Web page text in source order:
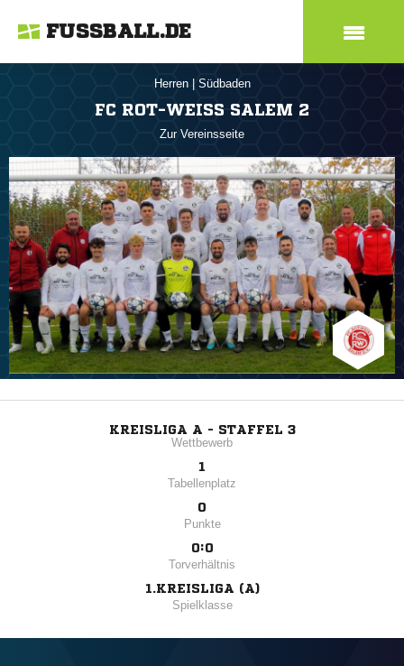
FUSSBALL.DE
Herren Südbaden
FC ROT-WEISS SALEM 2
Zur Vereinsseite
KREISLIGA A - STAFFEL 3
Wettbewerb
1
Tabellenplatz
0
Punkte
0:0
Torverhältnis
1.KREISLIGA (A)
Spielklasse